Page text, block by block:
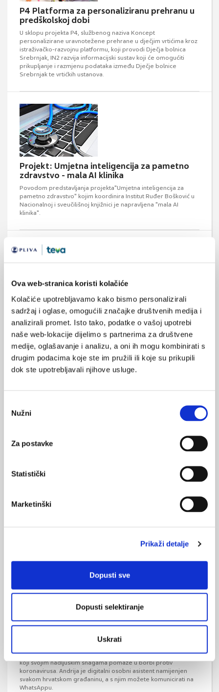
Ova web-stranica koristi kolačiće
Kolačiće upotrebljavamo kako bismo personalizirali
sadržaj i oglase, omogućili značajke društvenih medija i
analizirali promet. Isto tako, podatke o vašoj upotrebi
naše web-lokacije dijelimo s partnerima za društvene
medije, oglašavanje i analizu, a oni ih mogu kombinirati s
drugim podacima koje ste im pružili ili koje su prikupili
dok ste upotrebljavali njihove usluge.
pristanka
Nužni
Za postavke
Statistički
Marketinški
Prikaži detalje
Dopusti sve
Dopusti selektiranje
Uskrati
P4 Platforma za personaliziranu prehranu u
predškolskoj dobi
U sklopu projekta P4, službenog naziva Koncept
personalizirane uravnotežene prehrane u dječjim vrtićima kroz
istraživačko-razvojnu platformu, koji provodi Dječja bolnica
Srebrnjak, IN2 razvija informacijski sustav koji će omogućiti
prikupljanje i razmjenu podataka između Dječje bolnice
Srebrnjak te vrtićkih ustanova.
Projekt: Umjetna inteligencija za pametno
zdravstvo - mala AI klinika
Povodom predstavljanja projekta"Umjetna inteligencija za
pametno zdravstvo" kojim koordinira Institut Ruđer Bošković u
Nacionalnoj i sveučilišnoj knjižnici je napravljena "mala AI
klinika".
Digitalni asistent Vigo kao pomoć u
rehabilitaciji nakon moždanog udara
Digitalni asistent Vigo je aplikacija temeljena na principima
umjetne inteligencije koja pruža priliku za novi, integrativniji
način provođenja programa rehabilitacije kod kuće. Uzimajući u
obzir složenost procesa oporavka od moždanog udara,
potrebno je temeljito istražiti čimbenike kao što su
odgovarajuća populacija, odgovarajuće vrijeme, okruženje i
potrebna struktura podrške ...
Digitalni asistent "Andrija" pomoć
zaposlenicima i korisnicima domova za
U kontroli epidemije COVID-19 postoje dvije kritične točke
potencijalne zaraze: objekti zdravstvenog sustava i pružatelji
borbi protiv COVID-19 infekcije
Andrija je prvi digitalni asistent na bazi umjetne inteligencije
koji svojim nadljuskim snagama pomaže u borbi protiv
koronavirusa. Andrija je digitalni osobni asistent namijenjen
svakom hrvatskom građaninu, a s njim možete komunicirati na
WhatsAppu.